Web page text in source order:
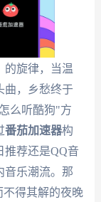
的旋律，当温
曲，乡愁终于
么听酷狗"方
番茄加速器构
推荐还是QQ音
音乐潮流。那
得其解的夜晚